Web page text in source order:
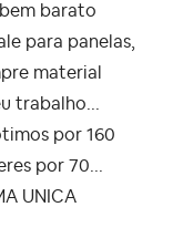
barato
para panelas,
material
trabalho...
por 160
por 70...
UNICA